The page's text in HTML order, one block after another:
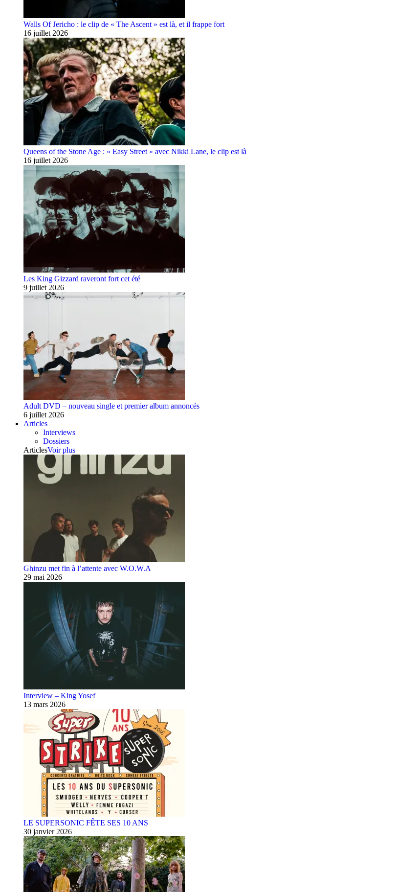
Walls Of Jericho : le clip de « The Ascent » est là, et il frappe fort
16 juillet 2026
Queens of the Stone Age : « Easy Street » avec Nikki Lane, le clip est là
16 juillet 2026
Les King Gizzard raveront fort cet été
9 juillet 2026
Adult DVD – nouveau single et premier album annoncés
6 juillet 2026
Articles
Interviews
Dossiers
ArticlesVoir plus
Ghinzu met fin à l’attente avec W.O.W.A
29 mai 2026
Interview – King Yosef
13 mars 2026
LE SUPERSONIC FÊTE SES 10 ANS
30 janvier 2026